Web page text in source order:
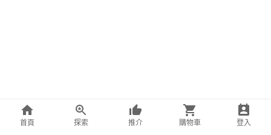
首頁 探索 推介 購物車 登入